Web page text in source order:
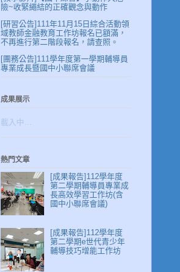
險~收緊繩結的正確觀念與動作
[研習公告]111年11月15日綜合活動領
域教師金融教育工作坊報名已額滿，
不再進行第二階段報名，請查照。
[團務公告]111學年度第一學期輔導員
專業成長暨國中小聯席會議
成果展示
載入中…
熱門文章
[成果報告]112學年度
第二學期輔導員專業成
長高效學習工作坊(含
國中小聯席會議)
[成果報告]112學年度
第二學期e世代青少年
輔導技巧增能工作坊